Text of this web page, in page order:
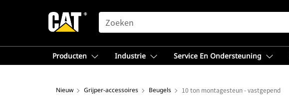
SEARCH
Producten Industrie Service En Ondersteuning
Nieuw Grijper-accessoires Beugels 10 ton montagesteun - vastgepend